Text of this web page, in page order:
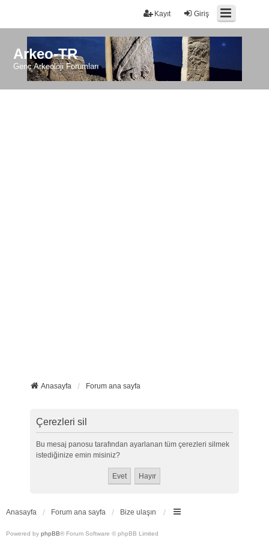
Giriş
Kayıt
Arkeo-TR
Genç Arkeoloji Forumları
Anasayfa Forum ana sayfa
Çerezleri sil
Bu mesaj panosu tarafından ayarlanan tüm çerezleri silmek
istediğinize emin misiniz?
Anasayfa Forum ana sayfa Bize ulaşın
Powered by phpBB® Forum Software © phpBB Limited